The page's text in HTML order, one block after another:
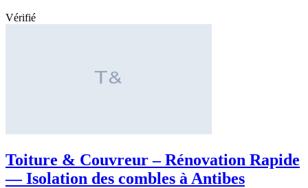
Vérifié
Toiture & Couvreur – Rénovation Rapide
— Isolation des combles à Antibes